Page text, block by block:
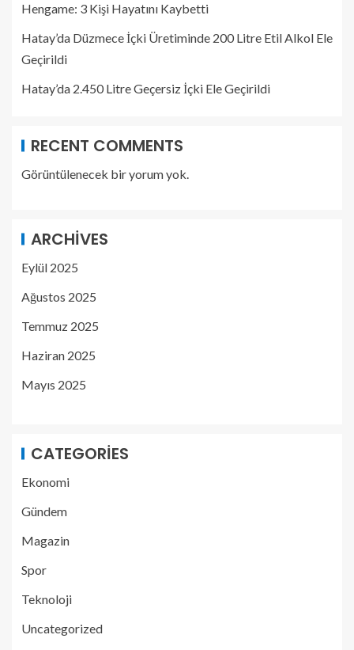
Hengame: 3 Kişi Hayatını Kaybetti
Hatay’da Düzmece İçki Üretiminde 200 Litre Etil Alkol Ele
Geçirildi
Hatay’da 2.450 Litre Geçersiz İçki Ele Geçirildi
RECENT COMMENTS
Görüntülenecek bir yorum yok.
ARCHIVES
Eylül 2025
Ağustos 2025
Temmuz 2025
Haziran 2025
Mayıs 2025
CATEGORIES
Ekonomi
Gündem
Magazin
Spor
Teknoloji
Uncategorized